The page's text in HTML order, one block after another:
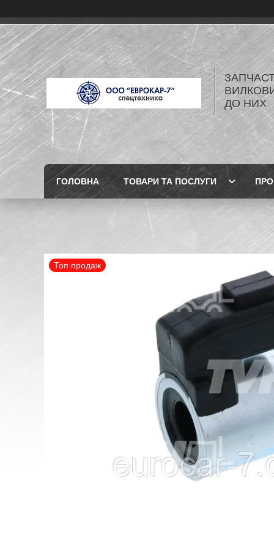
ДО НИХ
ГОЛОВНА ТОВАРИ ТА ПОСЛУГИ
Топ продаж